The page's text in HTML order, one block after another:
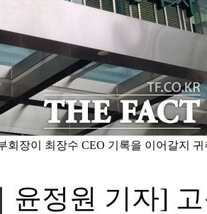
회장이 최장수 CEO 기록을 이어갈지
윤정원 기자]